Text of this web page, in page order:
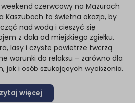
weekend czerwcowy na Mazurach
Kaszubach to świetna okazja, by
nad wodą i cieszyć się
z dala od miejskiego zgiełku.
lasy i czyste powietrze tworzą
warunki do relaksu – zarówno dla
jak i osób szukających wyciszenia.
więcej